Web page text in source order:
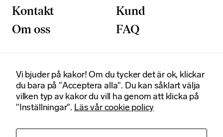
Kontakt
Kund
Om oss
FAQ
Postadress
Box 92020
120 06 Stockholm
Besöksadress
Smedjegatan 6
131 54 Sickla
Vi bjuder på kakor! Om du tycker det är ok, klickar
du bara på "Acceptera alla". Du kan såklart välja
vilken typ av kakor du vill ha genom att klicka på
"Inställningar". Läs vår cookie policy
a
k
r
g
å
r
in